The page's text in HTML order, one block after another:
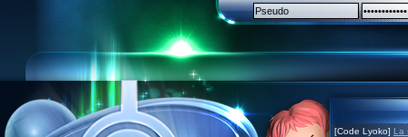
[Code Lyoko] La